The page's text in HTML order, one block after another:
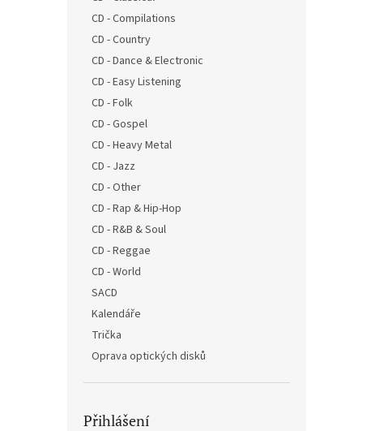
CD - Compilations
CD - Country
CD - Dance & Electronic
CD - Easy Listening
CD - Folk
CD - Gospel
CD - Heavy Metal
CD - Jazz
CD - Other
CD - Rap & Hip-Hop
CD - R&B & Soul
CD - Reggae
CD - World
SACD
Kalendáře
Trička
Oprava optických disků
Přihlášení